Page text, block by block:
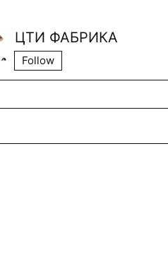
ЦТИ ФАБРИКА
Follow